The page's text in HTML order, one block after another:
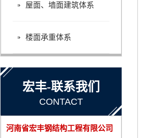
屋面、墙面建筑体系
楼面承重体系
宏丰-联系我们
CONTACT
河南省宏丰钢结构工程有限公司